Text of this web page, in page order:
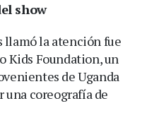
show
llamó la atención fue
Kids Foundation, un
de Uganda
una coreografía de